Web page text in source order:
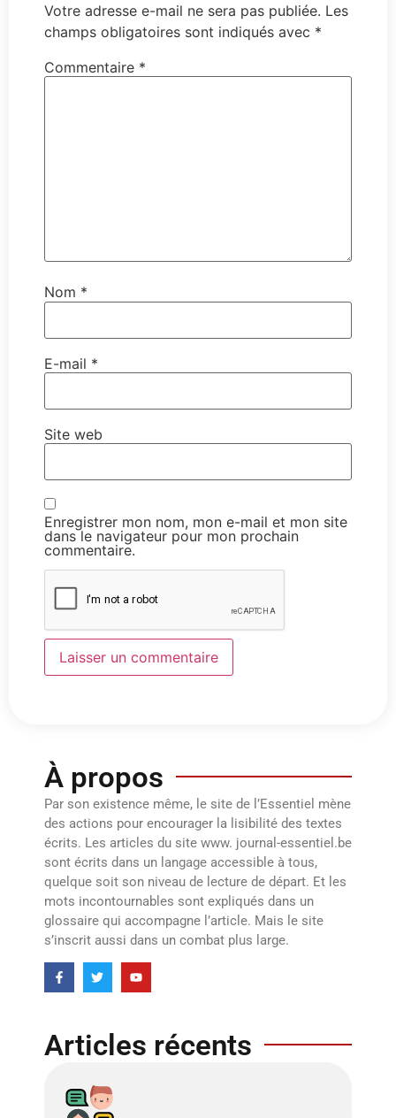
Votre adresse e-mail ne sera pas publiée. Les
champs obligatoires sont indiqués avec *
Commentaire *
Nom *
E-mail *
Site web
Enregistrer mon nom, mon e-mail et mon site
dans le navigateur pour mon prochain
commentaire.
À propos
Par son existence même, le site de l’Essentiel mène
des actions pour encourager la lisibilité des textes
écrits. Les articles du site www. journal-essentiel.be
sont écrits dans un langage accessible à tous,
quelque soit son niveau de lecture de départ. Et les
mots incontournables sont expliqués dans un
glossaire qui accompagne l’article. Mais le site
s’inscrit aussi dans un combat plus large.
Articles récents